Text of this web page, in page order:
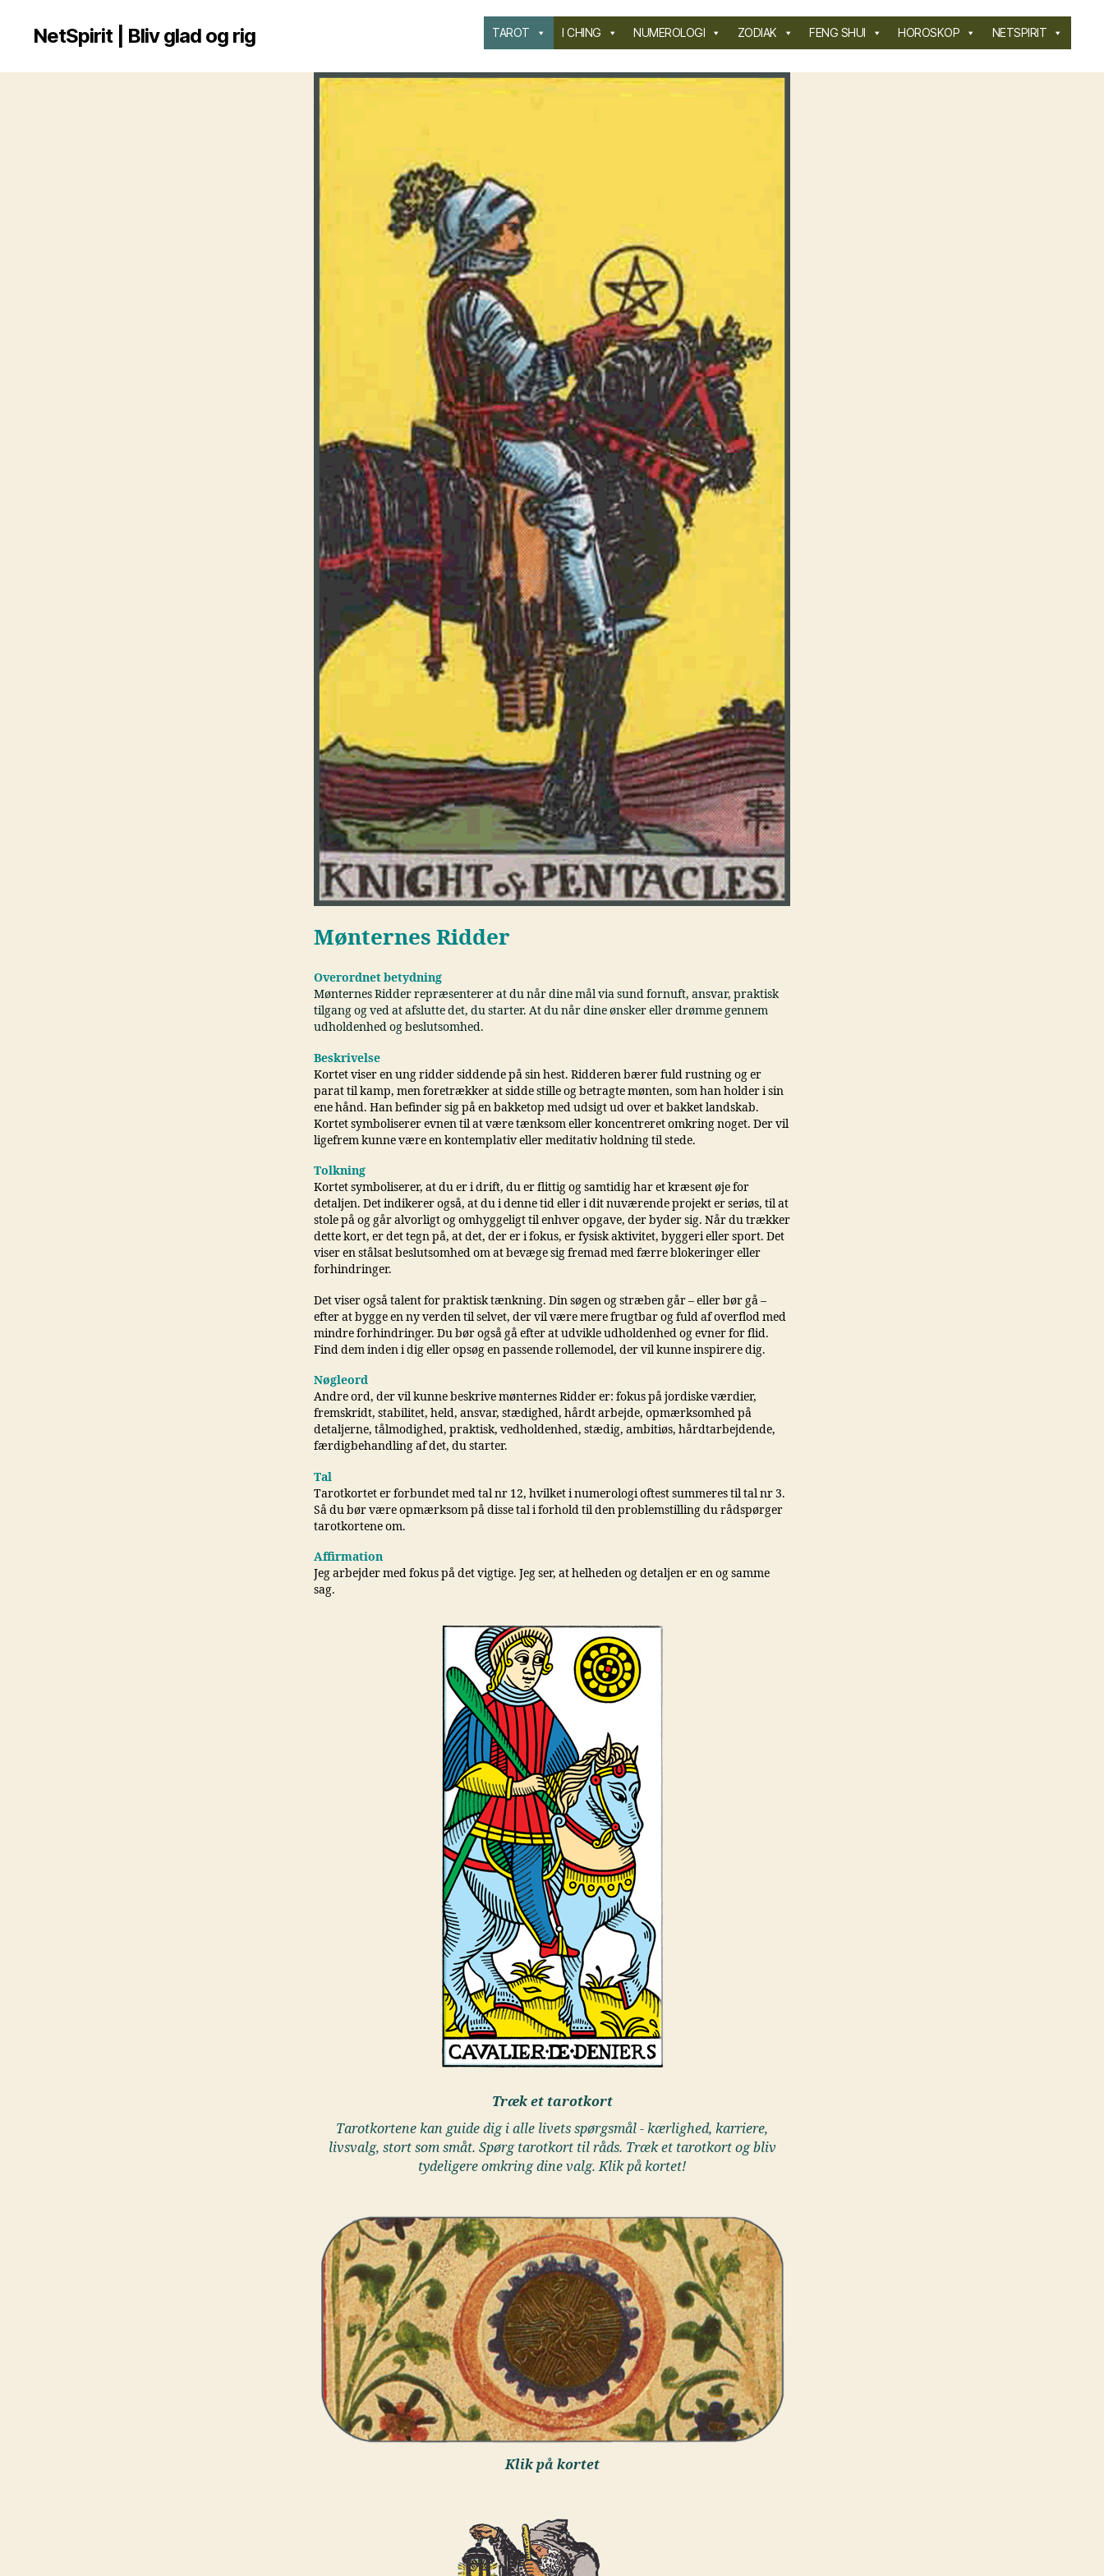
NetSpirit | Bliv glad og rig TAROT I CHING NUMEROLOGI ZODIAK FENG SHUI HOROSKOP NETSPIRIT
Mønternes Ridder
Overordnet betydning
Mønternes Ridder repræsenterer at du når dine mål via sund fornuft, ansvar, praktisk
tilgang og ved at afslutte det, du starter. At du når dine ønsker eller drømme gennem
udholdenhed og beslutsomhed.
Beskrivelse
Kortet viser en ung ridder siddende på sin hest. Ridderen bærer fuld rustning og er
parat til kamp, men foretrækker at sidde stille og betragte mønten, som han holder i sin
ene hånd. Han befinder sig på en bakketop med udsigt ud over et bakket landskab.
Kortet symboliserer evnen til at være tænksom eller koncentreret omkring noget. Der vil
ligefrem kunne være en kontemplativ eller meditativ holdning til stede.
Tolkning
Kortet symboliserer, at du er i drift, du er flittig og samtidig har et kræsent øje for
detaljen. Det indikerer også, at du i denne tid eller i dit nuværende projekt er seriøs, til at
stole på og går alvorligt og omhyggeligt til enhver opgave, der byder sig. Når du trækker
dette kort, er det tegn på, at det, der er i fokus, er fysisk aktivitet, byggeri eller sport. Det
viser en stålsat beslutsomhed om at bevæge sig fremad med færre blokeringer eller
forhindringer.
Det viser også talent for praktisk tænkning. Din søgen og stræben går – eller bør gå –
efter at bygge en ny verden til selvet, der vil være mere frugtbar og fuld af overflod med
mindre forhindringer. Du bør også gå efter at udvikle udholdenhed og evner for flid.
Find dem inden i dig eller opsøg en passende rollemodel, der vil kunne inspirere dig.
Nøgleord
Andre ord, der vil kunne beskrive mønternes Ridder er: fokus på jordiske værdier,
fremskridt, stabilitet, held, ansvar, stædighed, hårdt arbejde, opmærksomhed på
detaljerne, tålmodighed, praktisk, vedholdenhed, stædig, ambitiøs, hårdtarbejdende,
færdigbehandling af det, du starter.
Tal
Tarotkortet er forbundet med tal nr 12, hvilket i numerologi oftest summeres til tal nr 3.
Så du bør være opmærksom på disse tal i forhold til den problemstilling du rådspørger
tarotkortene om.
Affirmation
Jeg arbejder med fokus på det vigtige. Jeg ser, at helheden og detaljen er en og samme
sag.
Træk et tarotkort
Tarotkortene kan guide dig i alle livets spørgsmål - kærlighed, karriere,
livsvalg, stort som småt. Spørg tarotkort til råds. Træk et tarotkort og bliv
tydeligere omkring dine valg. Klik på kortet!
Klik på kortet